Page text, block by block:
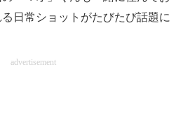
ィ
日常ショットがたびたび話題に
advertisement